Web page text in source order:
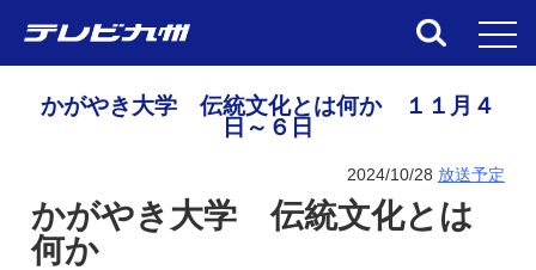
かがやき大学 伝統文化とは何か １１月４
日～６日
2024/10/28 放送予定
かがやき大学 伝統文化とは
何か